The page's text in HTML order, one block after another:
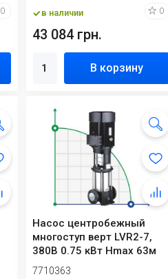
0 в наличии 0
43 084 грн.
В корзину
Насос центробежный
многоступ верт LVR2-7,
380В 0.75 кВт Hmax 63м
Qmax 58.3 л/...
7710363